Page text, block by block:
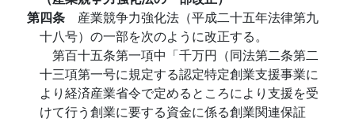
第四条 産業競争力強化法（平成二十五年法律第九
十八号）の一部を次のように改正する。
第百十五条第一項中「千万円（同法第二条第二
十三項第一号に規定する認定特定創業支援事業に
より経済産業省令で定めるところにより支援を受
けて行う創業に要する資金に係る創業関連保証